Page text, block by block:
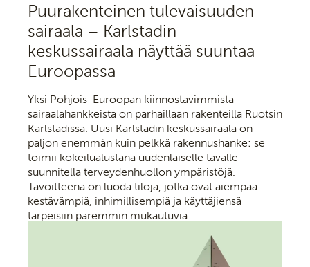
Puurakenteinen tulevaisuuden
sairaala – Karlstadin
keskussairaala näyttää suuntaa
Euroopassa
Yksi Pohjois-Euroopan kiinnostavimmista
sairaalahankkeista on parhaillaan rakenteilla Ruotsin
Karlstadissa. Uusi Karlstadin keskussairaala on
paljon enemmän kuin pelkkä rakennushanke: se
toimii kokeilualustana uudenlaiselle tavalle
suunnitella terveydenhuollon ympäristöjä.
Tavoitteena on luoda tiloja, jotka ovat aiempaa
kestävämpiä, inhimillisempiä ja käyttäjiensä
tarpeisiin paremmin mukautuvia.